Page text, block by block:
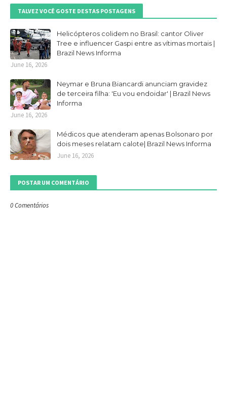
TALVEZ VOCÊ GOSTE DESTAS POSTAGENS
Helicópteros colidem no Brasil: cantor Oliver
Tree e influencer Gaspi entre as vítimas mortais |
Brazil News Informa
June 16, 2026
Neymar e Bruna Biancardi anunciam gravidez
de terceira filha: 'Eu vou endoidar' | Brazil News
Informa
June 16, 2026
Médicos que atenderam apenas Bolsonaro por
dois meses relatam calote| Brazil News Informa
June 16, 2026
POSTAR UM COMENTÁRIO
0 Comentários